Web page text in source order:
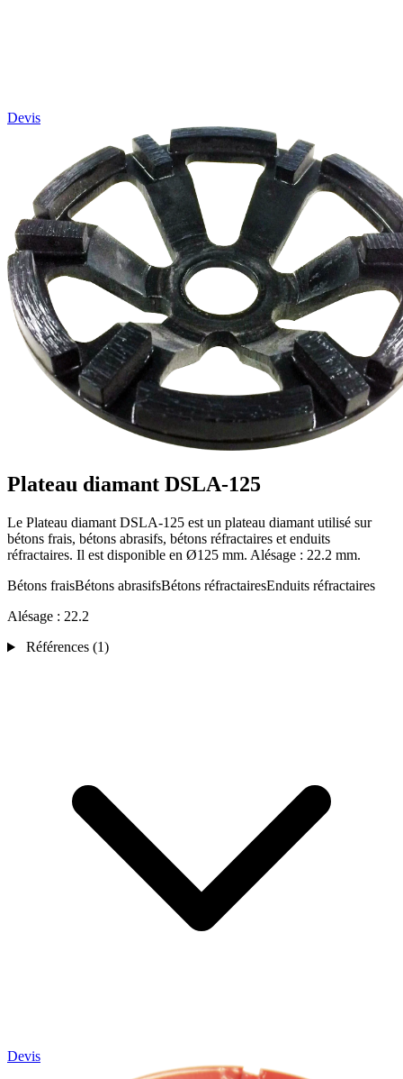
Devis
Plateau diamant DSLA-125
Le Plateau diamant DSLA-125 est un plateau diamant utilisé sur
bétons frais, bétons abrasifs, bétons réfractaires et enduits
réfractaires. Il est disponible en Ø125 mm. Alésage : 22.2 mm.
Bétons fraisBétons abrasifsBétons réfractairesEnduits réfractaires
Alésage : 22.2
Références (1)
Devis